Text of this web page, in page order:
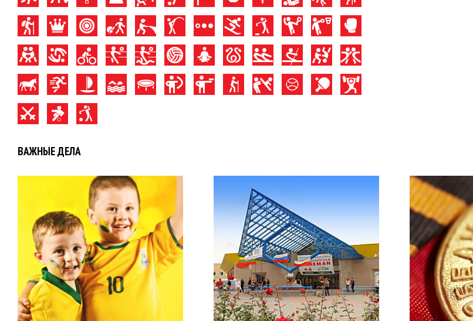
ВАЖНЫЕ ДЕЛА